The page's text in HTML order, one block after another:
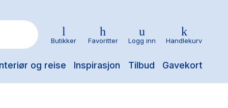
og reise Inspirasjon Tilbud Gavekort
Butikker Favoritter Logg inn Handlekurv